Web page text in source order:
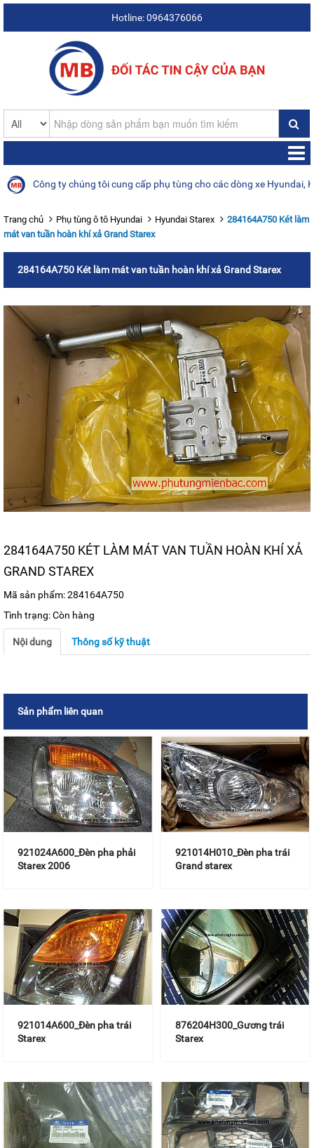
Hotline: 0964376066
Công ty chúng tôi cung cấp phụ tùng cho các dòng xe Hyundai, Kia,
Trang chủ Phụ tùng ô tô Hyundai Hyundai Starex
284164A750 Két làm
mát van tuần hoàn khí xả Grand Starex
284164A750 Két làm mát van tuần hoàn khí xả Grand Starex
284164A750 KÉT LÀM MÁT VAN TUẦN HOÀN KHÍ XẢ
GRAND STAREX
Mã sản phẩm: 284164A750
Tình trạng: Còn hàng
Nội dung Thông số kỹ thuật
Sản phẩm liên quan
921024A600_Đèn pha phải
Starex 2006
921014H010_Đèn pha trái
Grand starex
921014A600_Đèn pha trái
Starex
876204H300_Gương trái
Starex